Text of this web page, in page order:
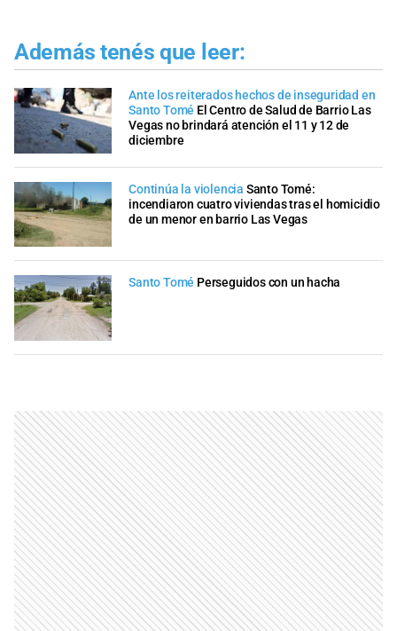
Además tenés que leer:
Ante los reiterados hechos de inseguridad en
Santo Tomé El Centro de Salud de Barrio Las
Vegas no brindará atención el 11 y 12 de
diciembre
Continúa la violencia Santo Tomé:
incendiaron cuatro viviendas tras el homicidio
de un menor en barrio Las Vegas
Santo Tomé Perseguidos con un hacha